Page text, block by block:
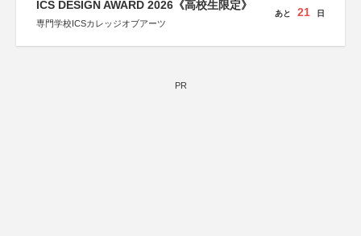
ICS DESIGN AWARD 2026《高校生限定》
専門学校ICSカレッジオブアーツ
あと 21 日
PR